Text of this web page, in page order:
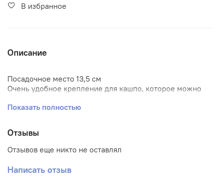
В избранное
Описание
Посадочное место 13,5 см
Очень удобное крепление для кашпо, которое можно
инструмента.
Показать полностью
Отзывы
Отзывов еще никто не оставлял
Написать отзыв